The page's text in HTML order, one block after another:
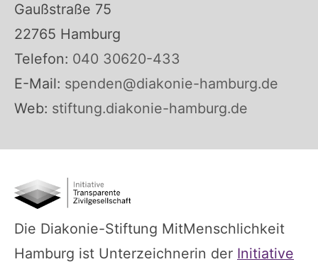
Gaußstraße 75
22765 Hamburg
Telefon: 040 30620-433
E-Mail: spenden@diakonie-hamburg.de
Web: stiftung.diakonie-hamburg.de
Die Diakonie-Stiftung MitMenschlichkeit
Hamburg ist Unterzeichnerin der Initiative